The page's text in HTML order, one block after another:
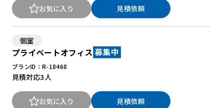
お気に入り 見積依頼
個室
プライベートオフィス 募集中
プランID：R-18468
見積対応3人
お気に入り 見積依頼